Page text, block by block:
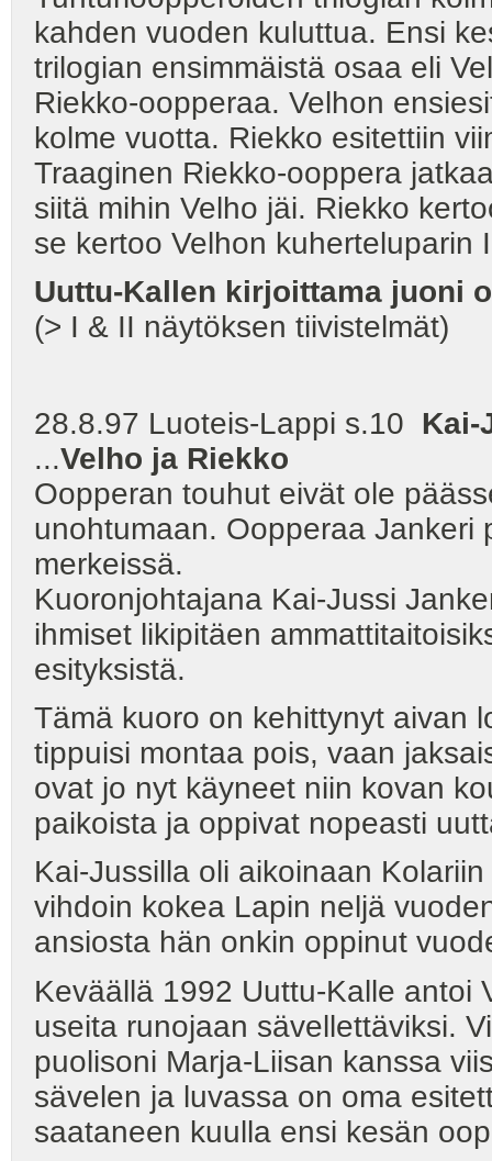
kahden vuoden kuluttua. Ensi
trilogian ensimmäistä osaa eli
Riekko-oopperaa. Velhon
kolme vuotta. Riekko esitettiin
Traaginen Riekko-ooppera
siitä mihin Velho jäi. Riekko
se kertoo Velhon kuherteluparin
Uuttu-Kallen kirjoittama juoni
(> I & II näytöksen tiivistelmät)
28.8.97 Luoteis-Lappi s.10 Kai-
...Velho ja Riekko
Oopperan touhut eivät ole
unohtumaan. Oopperaa Jankeri
merkeissä.
Kuoronjohtajana Kai-Jussi
ihmiset likipitäen
esityksistä.
Tämä kuoro on kehittynyt aivan
tippuisi montaa pois, vaan
ovat jo nyt käyneet niin kovan
paikoista ja oppivat nopeasti
Kai-Jussilla oli aikoinaan
vihdoin kokea Lapin neljä
ansiosta hän onkin oppinut
Keväällä 1992 Uuttu-Kalle antoi
useita runojaan sävellettäviksi.
puolisoni Marja-Liisan kanssa
sävelen ja luvassa on oma
saataneen kuulla ensi kesän